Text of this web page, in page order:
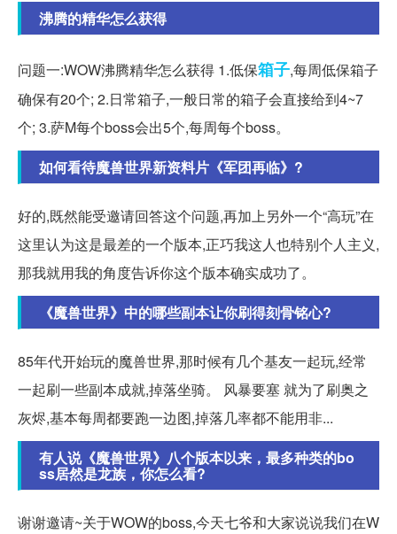
沸腾的精华怎么获得
问题一:WOW沸腾精华怎么获得 1.低保箱子,每周低保箱子
确保有20个; 2.日常箱子,一般日常的箱子会直接给到4~7
个; 3.萨M每个boss会出5个,每周每个boss。
如何看待魔兽世界新资料片《军团再临》?
好的,既然能受邀请回答这个问题,再加上另外一个“高玩”在
这里认为这是最差的一个版本,正巧我这人也特别个人主义,
那我就用我的角度告诉你这个版本确实成功了。
《魔兽世界》中的哪些副本让你刷得刻骨铭心?
85年代开始玩的魔兽世界,那时候有几个基友一起玩,经常
一起刷一些副本成就,掉落坐骑。 风暴要塞 就为了刷奥之
灰烬,基本每周都要跑一边图,掉落几率都不能用非...
有人说《魔兽世界》八个版本以来，最多种类的bo
ss居然是龙族，你怎么看?
谢谢邀请~关于WOW的boss,今天七爷和大家说说我们在W